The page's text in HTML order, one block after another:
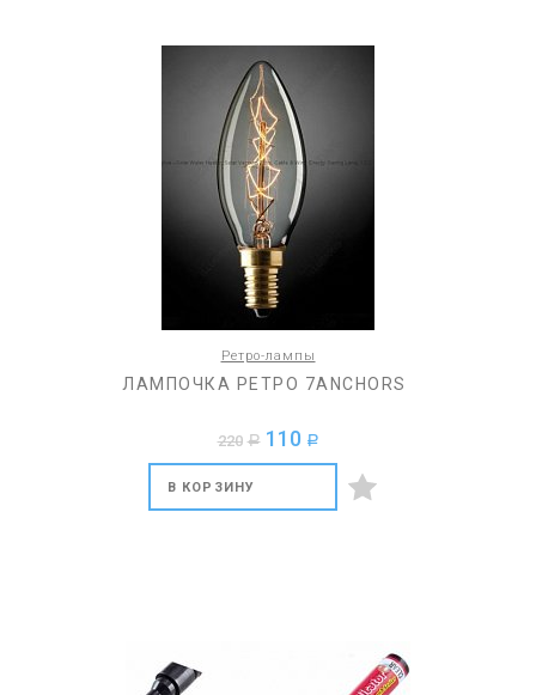
Ретро-лампы
ЛАМПОЧКА РЕТРО 7ANCHORS
220 a 110 a
В КОРЗИНУ